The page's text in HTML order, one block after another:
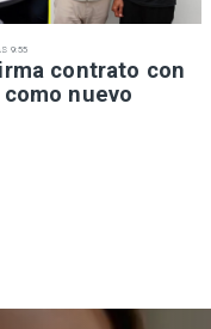
9:55
contrato con
nuevo